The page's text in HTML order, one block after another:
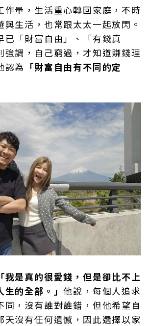
作量，生活重心轉回家庭，不時
與生活，也常跟太太一起放閃。
已「財富自由」、「有錢真
強調，自己窮過，才知道賺錢理
認為 「財富自由有不同的定
「我是真的很愛錢，但是卻比不上
生的全部。」他說，每個人追求
同，沒有誰對誰錯，但他希望自
天沒有任何遺憾，因此選擇以家